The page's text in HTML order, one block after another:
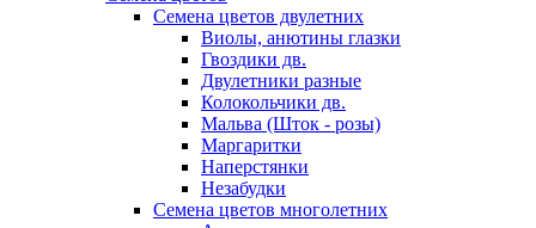
Семена цветов двулетних
Виолы, анютины глазки
Гвоздики дв.
Двулетники разные
Колокольчики дв.
Мальва (Шток - розы)
Маргаритки
Наперстянки
Незабудки
Семена цветов многолетних